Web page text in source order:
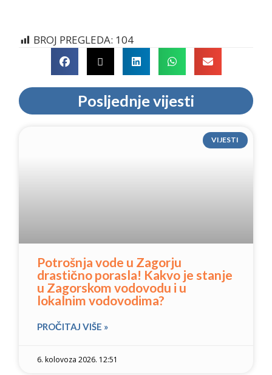
BROJ PREGLEDA: 104
Posljednje vijesti
VIJESTI
Potrošnja vode u Zagorju
drastično porasla! Kakvo je stanje
u Zagorskom vodovodu i u
lokalnim vodovodima?
PROČITAJ VIŠE »
6. kolovoza 2026. 12:51